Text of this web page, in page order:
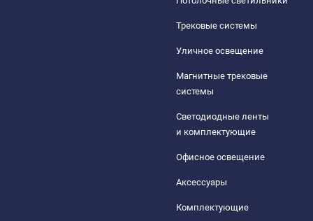
Трековые системы
Уличное освещение
Магнитные трековые
системы
Светодиодные ленты
и комплектующие
Офисное освещение
Аксессуары
Комплектующие